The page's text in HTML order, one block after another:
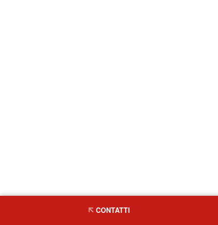
CONTATTI